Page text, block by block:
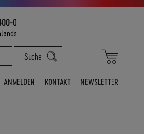
Mein
0
Suche
ANMELDEN KONTAKT NEWSLETTER